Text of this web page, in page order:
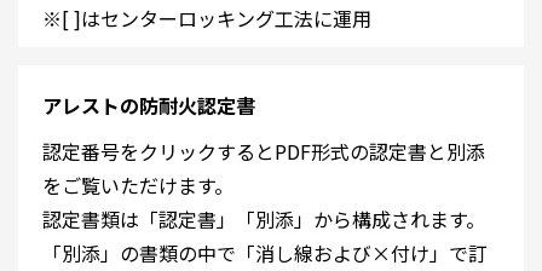
※[ ]はセンターロッキング工法に運用
アレストの防耐火認定書
認定番号をクリックするとPDF形式の認定書と別添
をご覧いただけます。
認定書類は「認定書」「別添」から構成されます。
「別添」の書類の中で「消し線および×付け」で訂